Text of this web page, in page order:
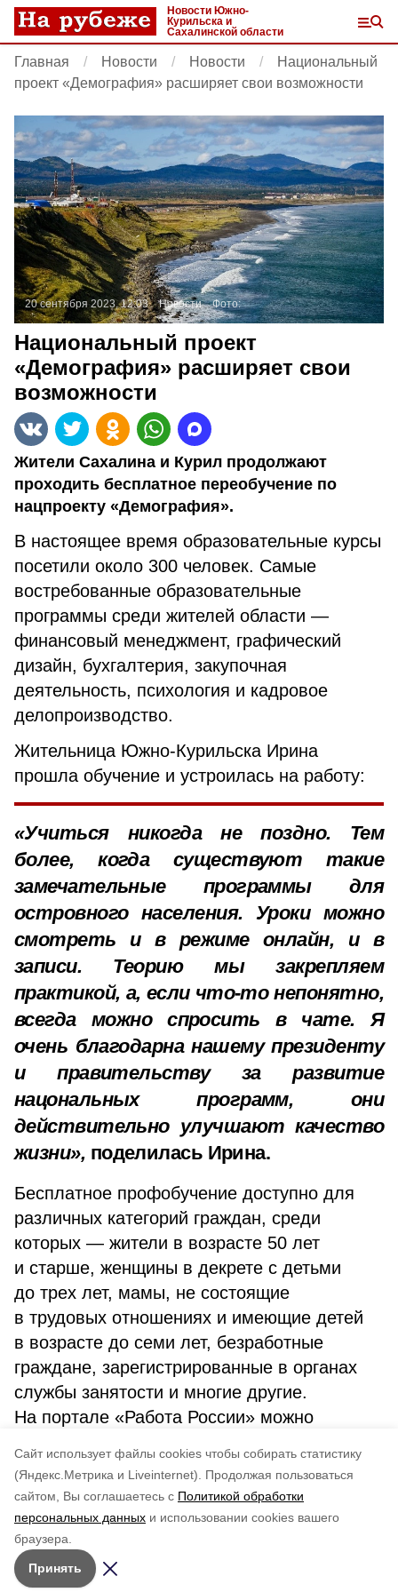
Cайт использует файлы cookies чтобы собирать статистику
(Яндекс.Метрика и Liveinternet).
Продолжая пользоваться
сайтом, Вы соглашаетесь с Политикой обработки
персональных данных и использовании cookies вашего
браузера.
Принять
Новости Южно-
Курильска и
Сахалинской области
Главная Новости Новости
Национальный
проект «Демография» расширяет свои возможности
20 сентября 2023, 12:03 Новости Фото:
Национальный проект
«Демография» расширяет свои
возможности
Жители Сахалина и Курил продолжают
проходить бесплатное переобучение по
нацпроекту «Демография».
В настоящее время образовательные курсы
посетили около 300 человек. Самые
востребованные образовательные
программы среди жителей области —
финансовый менеджмент, графический
дизайн, бухгалтерия, закупочная
деятельность, психология и кадровое
делопроизводство.
Жительница Южно-Курильска Ирина
прошла обучение и устроилась на работу:
«Учиться никогда не поздно. Тем
более, когда существуют такие
замечательные программы для
островного населения. Уроки можно
смотреть и в режиме онлайн, и в
записи. Теорию мы закрепляем
практикой, а, если что-то непонятно,
всегда можно спросить в чате. Я
очень благодарна нашему президенту
и правительству за развитие
нацональных программ, они
действительно улучшают качество
жизни», поделилась Ирина.
Бесплатное профобучение доступно для
различных категорий граждан, среди
которых — жители в возрасте 50 лет
и старше, женщины в декрете с детьми
до трех лет, мамы, не состоящие
в трудовых отношениях и имеющие детей
в возрасте до семи лет, безработные
граждане, зарегистрированные в органах
службы занятости и многие другие.
На портале «Работа России» можно
программами.
по оценке
5